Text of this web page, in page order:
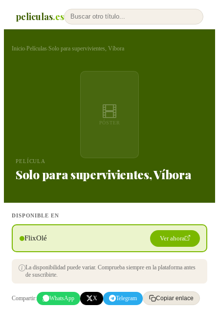
peliculas.es
Inicio›Películas›Solo para supervivientes, Víbora
PÓSTER
PELÍCULA
Solo para supervivientes, Víbora
DISPONIBLE EN
FlixOlé Ver ahora
La disponibilidad puede variar. Comprueba siempre en la plataforma antes
de suscribirte.
Compartir: WhatsApp X Telegram Copiar enlace